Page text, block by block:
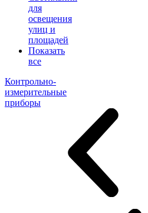
для
освещения
улиц и
площадей
Показать
все
Контрольно-
измерительные
приборы